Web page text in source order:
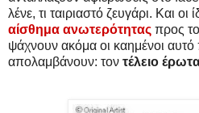
λένε, τι ταιριαστό ζευγάρι. Και οι
αίσθημα ανωτερότητας προς
ψάχνουν ακόμα οι καημένοι αυτό
απολαμβάνουν: τον τέλειο